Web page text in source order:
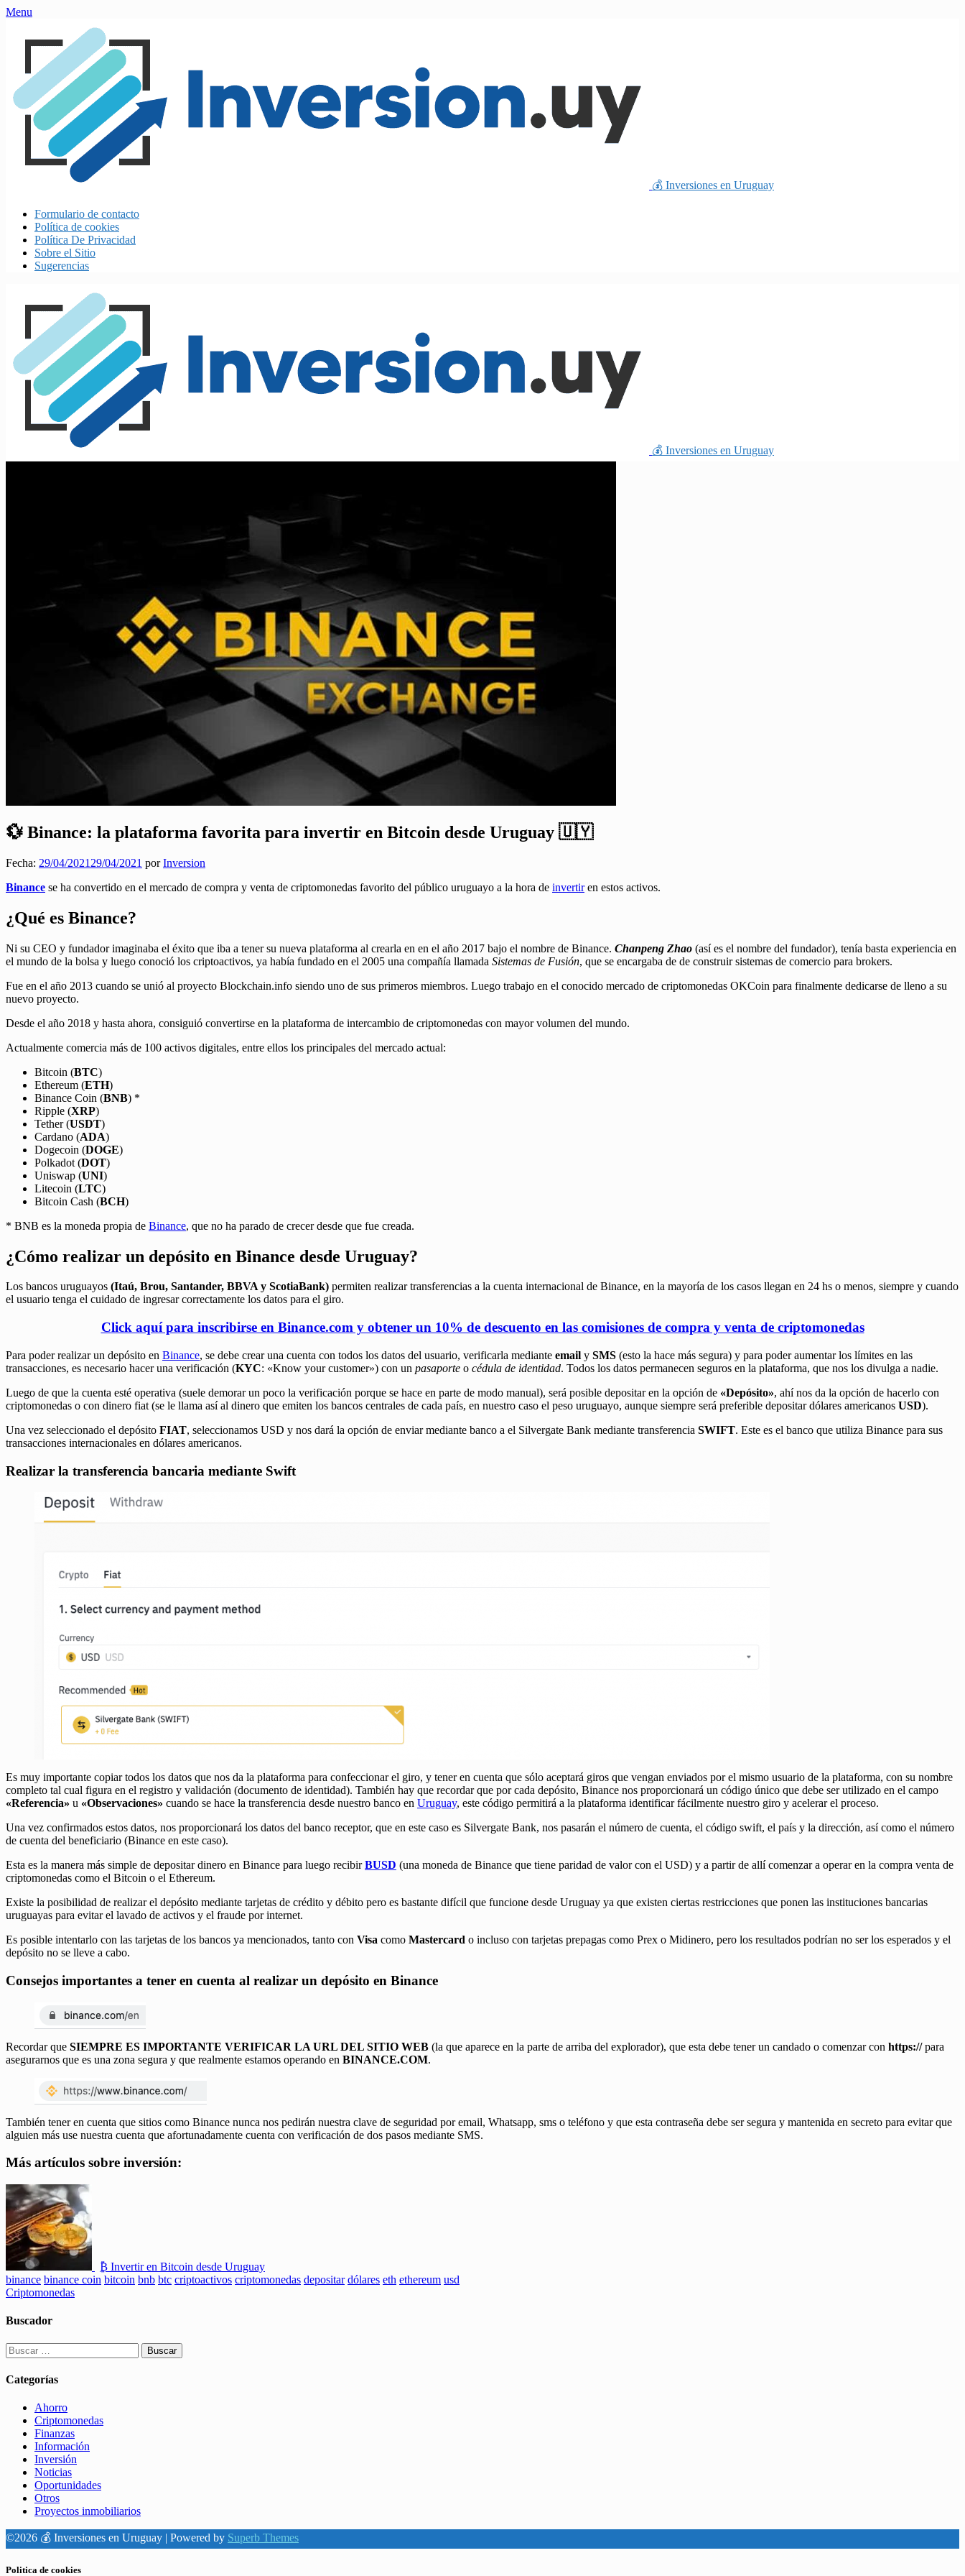
Skip
content
Menu
💰 Inversiones en Uruguay
Formulario de contacto
Política de cookies
Política De Privacidad
Sobre el Sitio
Sugerencias
💰 Inversiones en Uruguay
💱 Binance: la plataforma favorita para invertir en Bitcoin desde Uruguay 🇺🇾
Fecha: 29/04/2021 29/04/2021 porInversion
Binance se ha convertido en el mercado de compra y venta de criptomonedas favorito del público uruguayo a la hora de invertiren estos activos.
¿Qué es Binance?
Ni su CEO y fundador imaginaba el éxito que iba a tener su nueva plataforma al crearla en en el año 2017 bajo el nombre de Binance. Chanpeng Zhao (así es el nombre del fundador), tenía basta experiencia en
el mundo de la bolsa y luego conoció los criptoactivos, ya había fundado en el 2005 una compañía llamada Sistemas de Fusión, que se encargaba de de construir sistemas de comercio para brokers.
Fue en el año 2013 cuando se unió al proyecto Blockchain.info siendo uno de sus primeros miembros. Luego trabajo en el conocido mercado de criptomonedas OKCoin para finalmente dedicarse de lleno a su
nuevo proyecto.
Desde el año 2018 y hasta ahora, consiguió convertirse en la plataforma de intercambio de criptomonedas con mayor volumen del mundo.
Actualmente comercia más de 100 activos digitales, entre ellos los principales del mercado actual:
Bitcoin (BTC)
Ethereum (ETH)
Binance Coin (BNB) *
Ripple (XRP)
Tether (USDT)
Cardano (ADA)
Dogecoin (DOGE)
Polkadot (DOT)
Uniswap (UNI)
Litecoin (LTC)
Bitcoin Cash (BCH)
* BNB es la moneda propia de Binance, que no ha parado de crecer desde que fue creada.
¿Cómo realizar un depósito en Binance desde Uruguay?
Los bancos uruguayos (Itaú, Brou, Santander, BBVA y ScotiaBank) permiten realizar transferencias a la cuenta internacional de Binance, en la mayoría de los casos llegan en 24 hs o menos, siempre y cuando
el usuario tenga el cuidado de ingresar correctamente los datos para el giro.
Click aquí para inscribirse en Binance.com y obtener un 10% de descuento en las comisiones de compra y venta de criptomonedas
Para poder realizar un depósito en Binance, se debe crear una cuenta con todos los datos del usuario, verificarla mediante email y SMS (esto la hace más segura) y para poder aumentar los límites en las
transacciones, es necesario hacer una verificación (KYC: «Know your customer») con un pasaporte o cédula de identidad. Todos los datos permanecen seguros en la plataforma, que nos los divulga a nadie.
Luego de que la cuenta esté operativa (suele demorar un poco la verificación porque se hace en parte de modo manual), será posible depositar en la opción de «Depósito», ahí nos da la opción de hacerlo con
criptomonedas o con dinero fiat (se le llama así al dinero que emiten los bancos centrales de cada país, en nuestro caso el peso uruguayo, aunque siempre será preferible depositar dólares americanos USD).
Una vez seleccionado el depósito FIAT, seleccionamos USD y nos dará la opción de enviar mediante banco a el Silvergate Bank mediante transferencia SWIFT. Este es el banco que utiliza Binance para sus
transacciones internacionales en dólares americanos.
Realizar la transferencia bancaria mediante Swift
Es muy importante copiar todos los datos que nos da la plataforma para confeccionar el giro, y tener en cuenta que sólo aceptará giros que vengan enviados por el mismo usuario de la plataforma, con su nombre
completo tal cual figura en el registro y validación (documento de identidad). También hay que recordar que por cada depósito, Binance nos proporcionará un código único que debe ser utilizado en el campo
«Referencia» u «Observaciones» cuando se hace la transferencia desde nuestro banco en Uruguay, este código permitirá a la plataforma identificar fácilmente nuestro giro y acelerar el proceso.
Una vez confirmados estos datos, nos proporcionará los datos del banco receptor, que en este caso es Silvergate Bank, nos pasarán el número de cuenta, el código swift, el país y la dirección, así como el número
de cuenta del beneficiario (Binance en este caso).
Esta es la manera más simple de depositar dinero en Binance para luego recibirBUSD (una moneda de Binance que tiene paridad de valor con el USD) y a partir de allí comenzar a operar en la compra venta de
criptomonedas como el Bitcoin o el Ethereum.
Existe la posibilidad de realizar el depósito mediante tarjetas de crédito y débito pero es bastante difícil que funcione desde Uruguay ya que existen ciertas restricciones que ponen las instituciones bancarias
uruguayas para evitar el lavado de activos y el fraude por internet.
Es posible intentarlo con las tarjetas de los bancos ya mencionados, tanto con Visa como Mastercard o incluso con tarjetas prepagas como Prex o Midinero, pero los resultados podrían no ser los esperados y el
depósito no se lleve a cabo.
Consejos importantes a tener en cuenta al realizar un depósito en Binance
Recordar que SIEMPRE ES IMPORTANTE VERIFICAR LA URL DEL SITIO WEB (la que aparece en la parte de arriba del explorador), que esta debe tener un candado o comenzar con https://para
asegurarnos que es una zona segura y que realmente estamos operando en BINANCE.COM.
También tener en cuenta que sitios como Binance nunca nos pedirán nuestra clave de seguridad por email, Whatsapp, sms o teléfono y que esta contraseña debe ser segura y mantenida en secreto para evitar que
alguien más use nuestra cuenta que afortunadamente cuenta con verificación de dos pasos mediante SMS.
Más artículos sobre inversión:
₿ Invertir en Bitcoin desde Uruguay
binance binance coin bitcoin bnb btc criptoactivos criptomonedas depositar dólares eth ethereum usd
Criptomonedas
Buscador
Buscar:
Categorías
Ahorro
Criptomonedas
Finanzas
Información
Inversión
Noticias
Oportunidades
Otros
Proyectos inmobiliarios
©2026 💰 Inversiones en Uruguay | Powered by Superb Themes
Politica de cookies